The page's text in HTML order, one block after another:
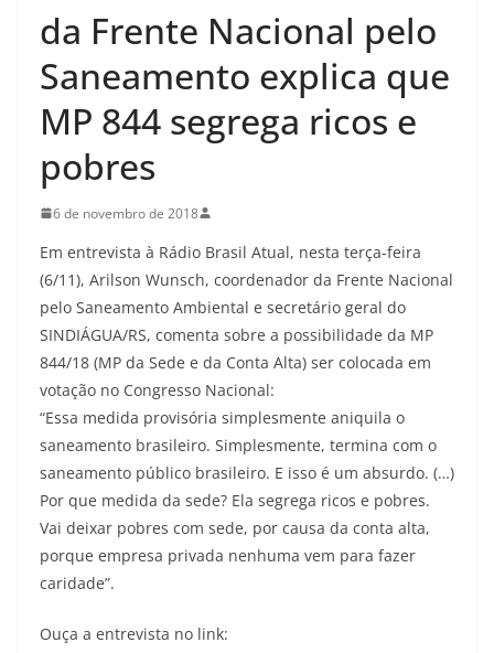
da Frente Nacional pelo
Saneamento explica que
MP 844 segrega ricos e
pobres
6 de novembro de 2018
Em entrevista à Rádio Brasil Atual, nesta terça-feira
(6/11), Arilson Wunsch, coordenador da Frente Nacional
pelo Saneamento Ambiental e secretário geral do
SINDIÁGUA/RS, comenta sobre a possibilidade da MP
844/18 (MP da Sede e da Conta Alta) ser colocada em
votação no Congresso Nacional:
“Essa medida provisória simplesmente aniquila o
saneamento brasileiro. Simplesmente, termina com o
saneamento público brasileiro. E isso é um absurdo. (…)
Por que medida da sede? Ela segrega ricos e pobres.
Vai deixar pobres com sede, por causa da conta alta,
porque empresa privada nenhuma vem para fazer
caridade”.
Ouça a entrevista no link: